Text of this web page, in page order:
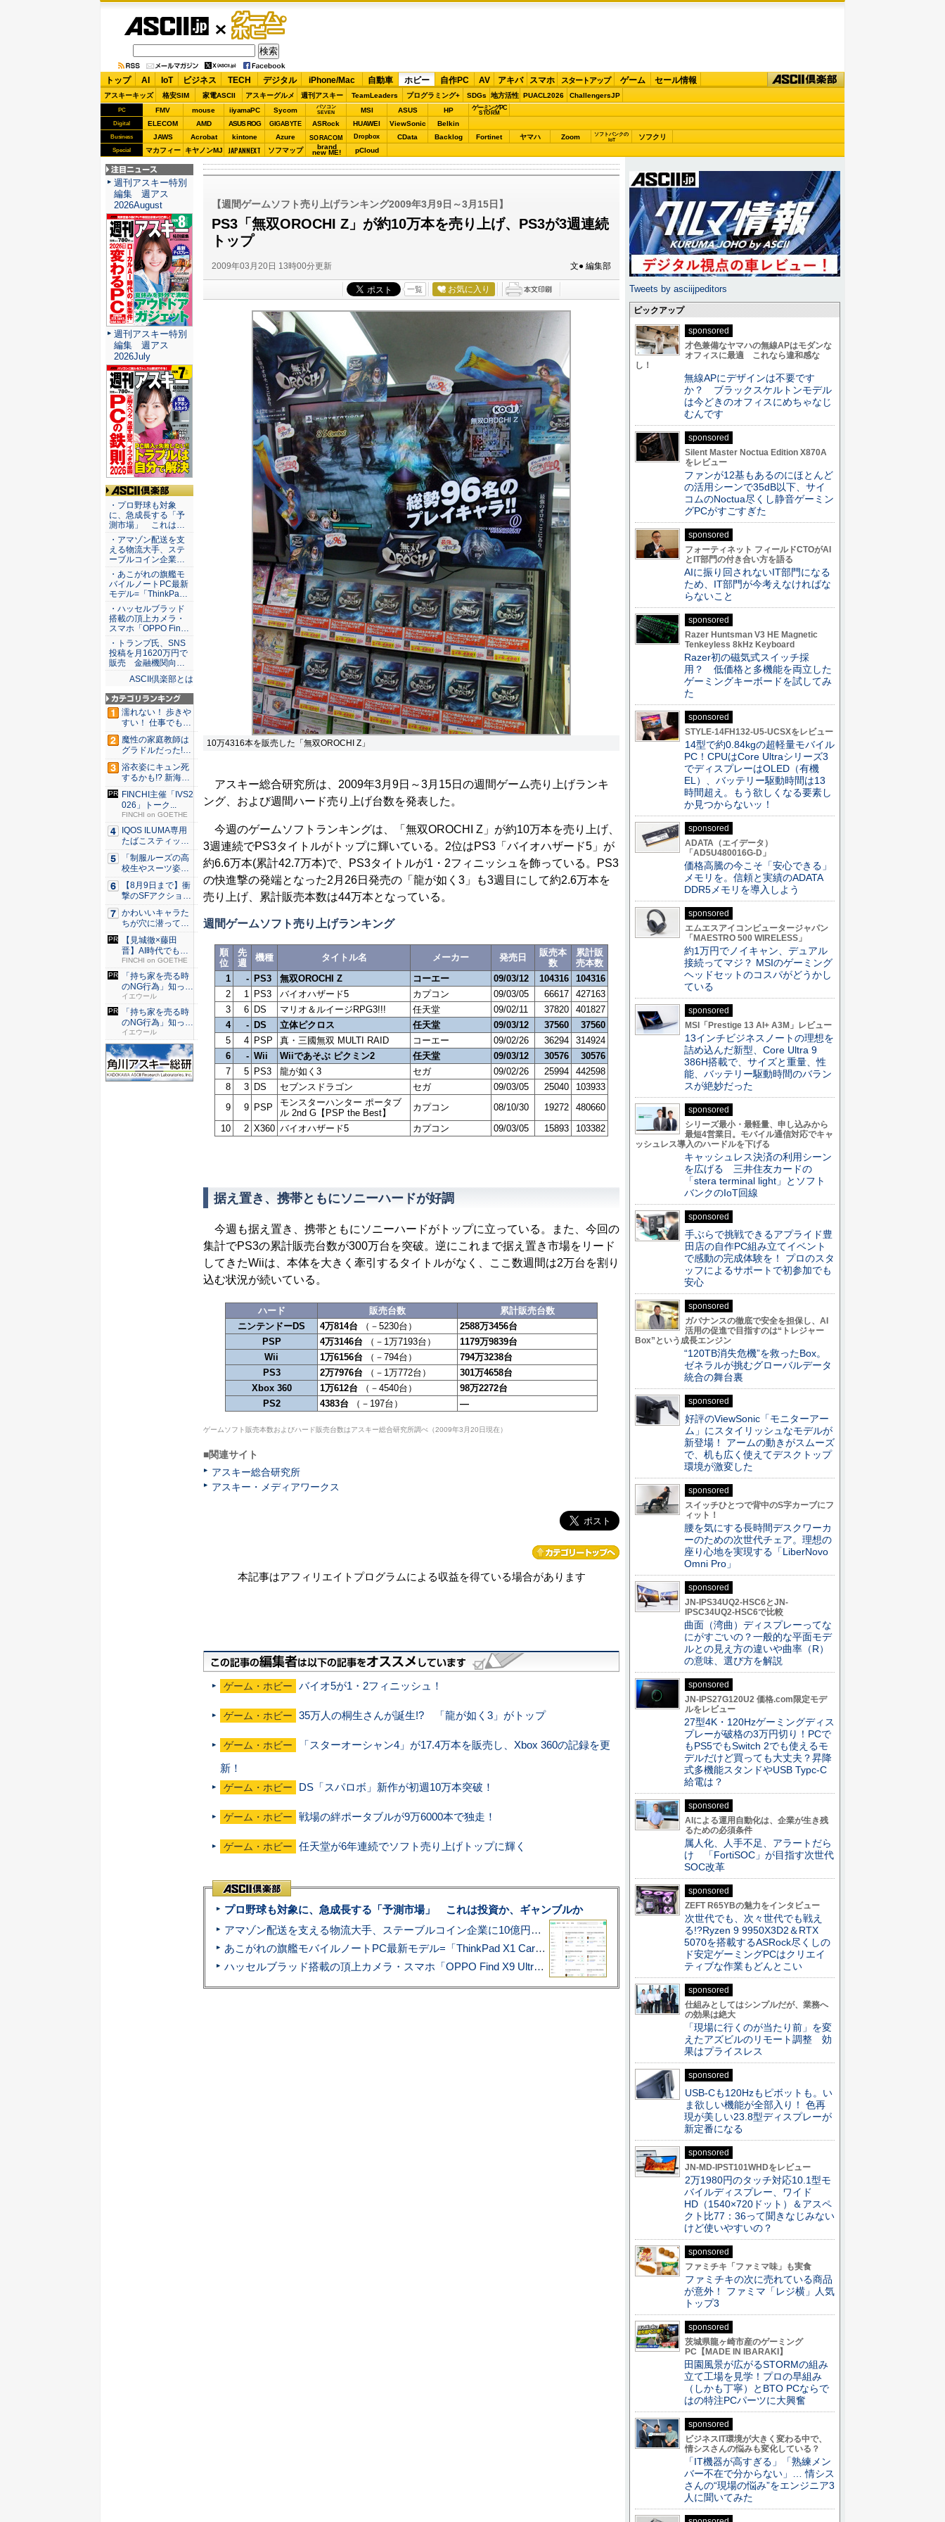
ゲーム・
ホビー
トップ AI IoT ビジネス TECH デジタル iPhone/Mac 自動車 ホビー 自作PC AV アキバ スマホ スタートアップ ゲーム セール情報
アスキーキッズ 格安SIM 家電ASCII アスキーグルメ 週刊アスキー TeamLeaders プログラミング+ SDGs 地方活性 PUACL2026 ChallengersJP
PC FMV mouse iiyamaPC Sycom
パソコン
SEVEN
MSI ASUS HP ゲーミングPC
STORM
Digital ELECOM AMD ASUS ROG GIGABYTE ASRock HUAWEI ViewSonic Belkin
Business JAWS Acrobat kintone Azure SORACOM Dropbox CData Backlog Fortinet ヤマハ Zoom
ソフトバンクの
IoT
ソフクリ
Special マカフィー キヤノンMJ JAPANNEXT ソフマップ brand
new ME! pCloud
【週間ゲームソフト売り上げランキング2009年3月9日～3月15日】
PS3「無双OROCHI Z」が約10万本を売り上げ、PS3が3週連続
トップ
2009年03月20日 13時00分更新 文● 編集部
一覧 お気に入り
10万4316本を販売した「無双OROCHI Z」
アスキー総合研究所は、2009年3月9日～3月15日の週間ゲーム売り上げランキ
ング、および週間ハード売り上げ台数を発表した。
今週のゲームソフトランキングは、「無双OROCHI Z」が約10万本を売り上げ、
3週連続でPS3タイトルがトップに輝いている。2位はPS3「バイオハザード5」が
約6.6万本(累計42.7万本)で、PS3タイトルが1・2フィニッシュを飾っている。PS3
の快進撃の発端となった2月26日発売の「龍が如く3」も3週目にして約2.6万本を
売り上げ、累計販売本数は44万本となっている。
週間ゲームソフト売り上げランキング
順
位
先
週
機種 タイトル名 メーカー 発売日
販売本
数
累計販
売本数
1
- PS3 無双OROCHI Z コーエー 09/03/12 104316
104316
2
1 PS3 バイオハザード5 カプコン 09/03/05 66617
427163
3
6 DS マリオ＆ルイージRPG3!!! 任天堂 09/02/11 37820
401827
4
- DS 立体ピクロス 任天堂 09/03/12 37560
37560
5
4 PSP 真・三國無双 MULTI RAID コーエー 09/02/26 36294
314924
6
- Wii Wiiであそぶ ピクミン2 任天堂 09/03/12 30576
30576
7
5 PS3 龍が如く3 セガ 09/02/26 25994
442598
8
3 DS セブンスドラゴン セガ 09/03/05 25040
103933
9
9 PSP
モンスターハンター ポータブ
ル 2nd G【PSP the Best】
カプコン 08/10/30 19272
480660
10
2 X360 バイオハザード5 カプコン 09/03/05 15893 103382
据え置き、携帯ともにソニーハードが好調
今週も据え置き、携帯ともにソニーハードがトップに立っている。また、今回の
集計でPS3の累計販売台数が300万台を突破。逆にこれまで据え置き市場をリード
してきたWiiは、本体を大きく牽引するタイトルがなく、ここ数週間は2万台を割り
込む状況が続いている。
ハード 販売台数
累計販売台数
ニンテンドーDS
4万814台 （－5230台）
2588万3456台
PSP
4万3146台 （－1万7193台）
1179万9839台
Wii
1万6156台 （－794台）
794万3238台
PS3
2万7976台 （－1万772台）
301万4658台
Xbox 360
1万612台 （－4540台）
98万2272台
PS2
4383台 （－197台） ―
ゲームソフト販売本数およびハード販売台数はアスキー総合研究所調べ（2009年3月20日現在）
■関連サイト
アスキー総合研究所
アスキー・メディアワークス
本記事はアフィリエイトプログラムによる収益を得ている場合があります
ゲーム・ホビー バイオ5が1・2フィニッシュ！
ゲーム・ホビー 35万人の桐生さんが誕生!? 「龍が如く3」がトップ
ゲーム・ホビー
「スターオーシャン4」が17.4万本を販売し、Xbox 360の記録を更
新！
ゲーム・ホビー DS「スパロボ」新作が初週10万本突破！
ゲーム・ホビー 戦場の絆ポータブルが9万6000本で独走！
ゲーム・ホビー 任天堂が6年連続でソフト売り上げトップに輝く
プロ野球も対象に、急成長する「予測市場」 これは投資か、ギャンブルか
アマゾン配送を支える物流大手、ステーブルコイン企業に10億円投資のワケ
あこがれの旗艦モバイルノートPC最新モデル=「ThinkPad X1 Carbon Gen 14 Aura Edition」実機レビュー
ハッセルブラッド搭載の頂上カメラ・スマホ「OPPO Find X9 Ultra」実写レビュー=プロが本気で徹底撮影しました!!
注目ニュース
週刊アスキー特別
編集 週アス
2026August
週刊アスキー特別
編集 週アス
2026July
ASCII倶楽部
・プロ野球も対象
に、急成長する「予
測市場」 これは…
・アマゾン配送を支
える物流大手、ステ
ーブルコイン企業…
・あこがれの旗艦モ
バイルノートPC最新
モデル=「ThinkPa…
・ハッセルブラッド
搭載の頂上カメラ・
スマホ「OPPO Fin…
・トランプ氏、SNS
投稿を月1620万円で
販売 金融機関向…
ASCII倶楽部とは
濡れない！ 歩きや
すい！ 仕事でも履
ける...
魔性の家庭教師は
グラドルだった!?
村雨...
浴衣姿にキュン死
するかも!? 新海ま
きが...
FINCHI主催「IVS2
026」トーク...
FINCHI on GOETHE
IQOS ILUMA専用
たばこスティッ
ク...
「制服ルーズの高
校生やスーツ姿の
OLを演...
【8月9日まで】衝
撃のSFアクション
『G...
かわいいキャラた
ちが穴に潜ってひ
どい目に...
【見城徹×藤田
晋】AI時代でも変
わらない...
FINCHI on GOETHE
「持ち家を売る時
のNG行為」知って
るだけ...
イエウール
「持ち家を売る時
のNG行為」知って
るだけ...
イエウール
Tweets by asciijpeditors
ピックアップ
sponsored
才色兼備なヤマハの無線APはモダンな
オフィスに最適 これなら違和感な
し！
無線APにデザインは不要です
か？ ブラックスケルトンモデル
は今どきのオフィスにめちゃなじ
むんです
sponsored
Silent Master Noctua Edition X870A
をレビュー
ファンが12基もあるのにほとんど
の活用シーンで35dB以下、サイ
コムのNoctua尽くし静音ゲーミン
グPCがすごすぎた
sponsored
フォーティネット フィールドCTOがAI
とIT部門の付き合い方を語る
AIに振り回されないIT部門になる
ため、IT部門が今考えなければな
らないこと
sponsored
Razer Huntsman V3 HE Magnetic
Tenkeyless 8kHz Keyboard
Razer初の磁気式スイッチ採
用？ 低価格と多機能を両立した
ゲーミングキーボードを試してみ
た
sponsored
STYLE-14FH132-U5-UCSXをレビュー
14型で約0.84kgの超軽量モバイル
PC！CPUはCore Ultraシリーズ3
でディスプレーはOLED（有機
EL）、バッテリー駆動時間は13
時間超え。もう欲しくなる要素し
か見つからないッ！
sponsored
ADATA（エイデータ）
「AD5U480016G-D」
価格高騰の今こそ「安心できる」
メモリを。信頼と実績のADATA
DDR5メモリを導入しよう
sponsored
エムエスアイコンピュータージャパン
「MAESTRO 500 WIRELESS」
約1万円でノイキャン、デュアル
接続ってマジ？ MSIのゲーミング
ヘッドセットのコスパがどうかし
ている
sponsored
MSI「Prestige 13 AI+ A3M」レビュー
13インチビジネスノートの理想を
詰め込んだ新型、Core Ultra 9
386H搭載で、サイズと重量、性
能、バッテリー駆動時間のバラン
スが絶妙だった
sponsored
シリーズ最小・最軽量、申し込みから
最短4営業日。モバイル通信対応でキャ
ッシュレス導入のハードルを下げる
キャッシュレス決済の利用シーン
を広げる 三井住友カードの
「stera terminal light」とソフト
バンクのIoT回線
sponsored
手ぶらで挑戦できるアプライド豊
田店の自作PC組み立てイベント
で感動の完成体験を！ プロのスタ
ッフによるサポートで初参加でも
安心
sponsored
ガバナンスの徹底で安全を担保し、AI
活用の促進で目指すのは“トレジャー
Box”という成長エンジン
“120TB消失危機”を救ったBox。
ゼネラルが挑むグローバルデータ
統合の舞台裏
sponsored
好評のViewSonic「モニターアー
ム」にスタイリッシュなモデルが
新登場！ アームの動きがスムーズ
で、机も広く使えてデスクトップ
環境が激変した
sponsored
スイッチひとつで背中のS字カーブにフ
ィット！
腰を気にする長時間デスクワーカ
ーのための次世代チェア。理想の
座り心地を実現する「LiberNovo
Omni Pro」
sponsored
JN-IPS34UQ2-HSC6とJN-
IPSC34UQ2-HSC6で比較
曲面（湾曲）ディスプレーってな
にがすごいの？一般的な平面モデ
ルとの見え方の違いや曲率（R）
の意味、選び方を解説
sponsored
JN-IPS27G120U2 価格.com限定モデ
ルをレビュー
27型4K・120Hzゲーミングディス
プレーが破格の3万円切り！PCで
もPS5でもSwitch 2でも使えるモ
デルだけど買っても大丈夫？昇降
式多機能スタンドやUSB Typc-C
給電は？
sponsored
AIによる運用自動化は、企業が生き残
るための必須条件
属人化、人手不足、アラートだら
け 「FortiSOC」が目指す次世代
SOC改革
sponsored
ZEFT R65YBの魅力をインタビュー
次世代でも、次々世代でも戦え
る!?Ryzen 9 9950X3D2＆RTX
5070を搭載するASRock尽くしの
ド安定ゲーミングPCはクリエイ
ティブな作業もどんとこい
sponsored
仕組みとしてはシンプルだが、業務へ
の効果は絶大
「現場に行くのが当たり前」を変
えたアズビルのリモート調整 効
果はプライスレス
sponsored
USB-Cも120Hzもピボットも。い
ま欲しい機能が全部入り！ 色再
現が美しい23.8型ディスプレーが
新定番になる
sponsored
JN-MD-IPST101WHDをレビュー
2万1980円のタッチ対応10.1型モ
バイルディスプレー、ワイド
HD（1540×720ドット）＆アスペ
クト比77：36って聞きなじみない
けど使いやすいの？
sponsored
ファミチキ「ファミマ味」も実食
ファミチキの次に売れている商品
が意外！ ファミマ「レジ横」人気
トップ3
sponsored
茨城県龍ヶ崎市産のゲーミング
PC【MADE IN IBARAKI】
田園風景が広がるSTORMの組み
立て工場を見学！プロの早組み
（しかも丁寧）とBTO PCならで
はの特注PCパーツに大興奮
sponsored
ビジネスIT環境が大きく変わる中で、
情シスさんの悩みも変化している？
「IT機器が高すぎる」「熟練メン
バー不在で分からない」… 情シス
さんの“現場の悩み”をエンジニア3
人に聞いてみた